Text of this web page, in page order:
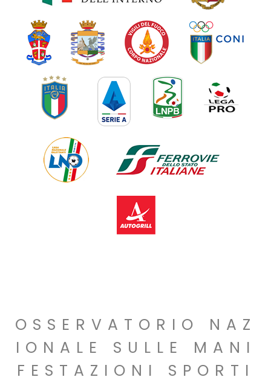
OSSERVATORIO NAZ
IONALE SULLE MANI
FESTAZIONI SPORTI